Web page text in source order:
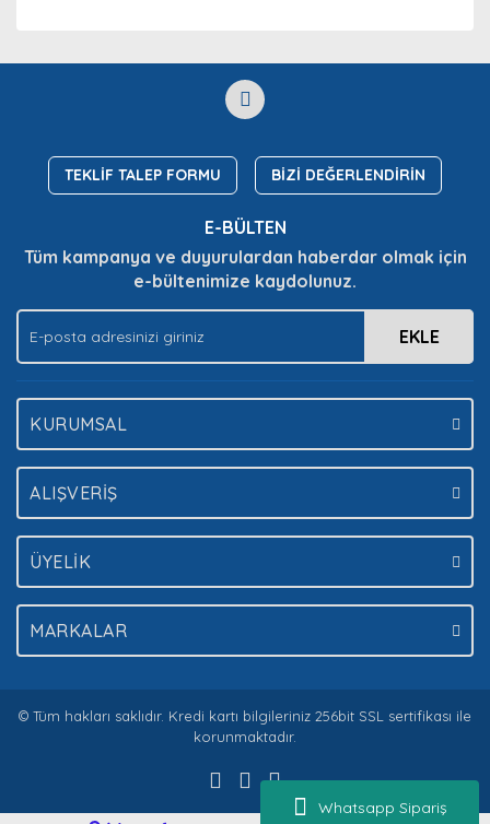
Whatsapp Sipariş
Yorum Yaz
Soru Sor
formunu kullanarak tarafımıza iletebilirsiniz.
Görüş ve önerileriniz için teşekkür ederiz.
Ürün açıklamasında eksik bilgiler bulunuyor.
Ürün fiyatı diğer sitelerden daha pahalı.
Bu ürüne benzer farklı alternatifler olmalı.
TEKLİF TALEP FORMU BİZİ DEĞERLENDİRİN
E-BÜLTEN
Tüm kampanya ve duyurulardan haberdar olmak için
e-bültenimize kaydolunuz.
EKLE
KURUMSAL
ALIŞVERİŞ
ÜYELİK
MARKALAR
© Tüm hakları saklıdır. Kredi kartı bilgileriniz 256bit SSL sertifikası ile
korunmaktadır.